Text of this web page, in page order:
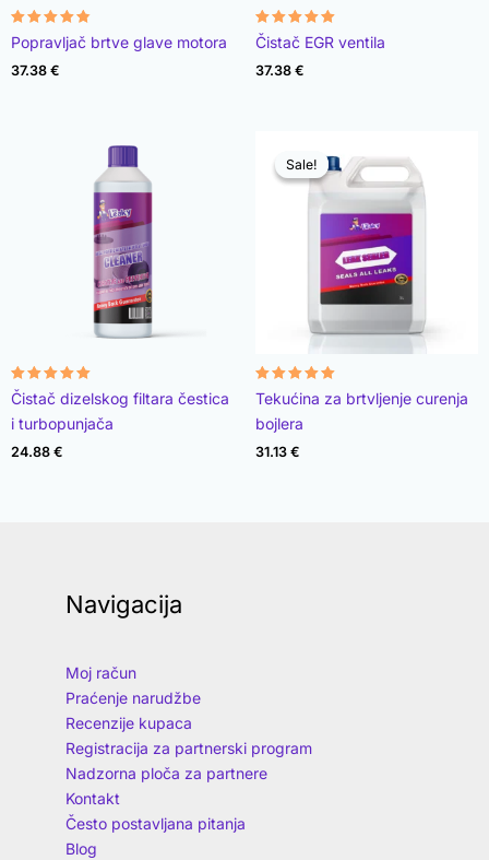
Rated
4.78
out of 5
Popravljač brtve glave motora
37.38 €
Rated
4.93
out of 5
Čistač EGR ventila
37.38 €
Rated
4.96
out of 5
Čistač dizelskog filtara čestica
i turbopunjača
24.88 €
Sale!
Sale!
Rated
4.89
out of 5
Tekućina za brtvljenje curenja
bojlera
31.13 €
Navigacija
Moj račun
Praćenje narudžbe
Recenzije kupaca
Registracija za partnerski program
Nadzorna ploča za partnere
Kontakt
Često postavljana pitanja
Blog